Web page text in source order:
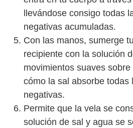
llevándose consigo todas
negativas acumuladas.
Con las manos, sumerge
recipiente con la solución
movimientos suaves
cómo la sal absorbe todas
negativas.
Permite que la vela se
solución de sal y agua se